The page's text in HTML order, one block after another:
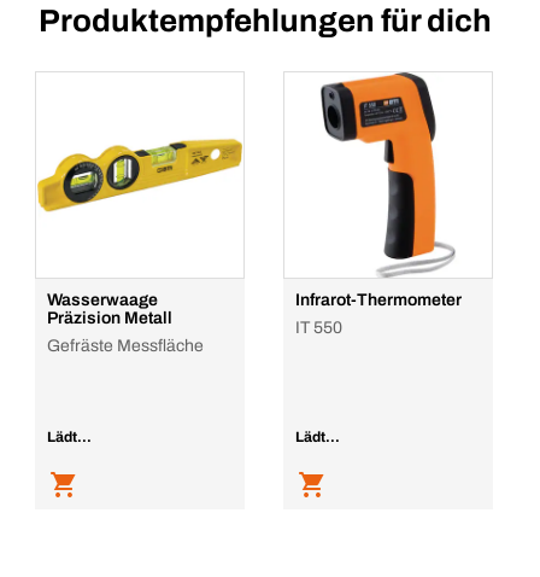
Produktempfehlungen für dich
Wasserwaage
Präzision Metall
Gefräste Messfläche
Lädt...
Infrarot-Thermometer
IT 550
Lädt...